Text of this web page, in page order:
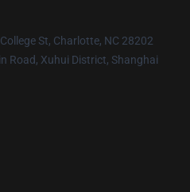
St, Charlotte, NC 28202
Road, Xuhui District, Shanghai